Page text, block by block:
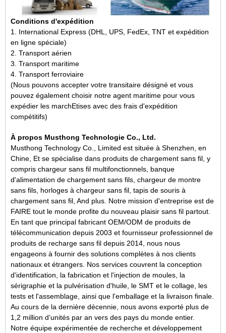
Conditions d'expédition
1. International Express (DHL, UPS, FedEx, TNT et expédition
en ligne spéciale)
2. Transport aérien
3. Transport maritime
4. Transport ferroviaire
(Nous pouvons accepter votre transitaire désigné et vous
pouvez également choisir notre agent maritime pour vous
expédier les marchEtises avec des frais d'expédition
compétitifs)
À propos Musthong Technologie Co., Ltd.
Musthong Technology Co., Limited est située à Shenzhen, en
Chine, Et se spécialise dans produits de chargement sans fil, y
compris chargeur sans fil multifonctionnels, banque
d'alimentation de chargement sans fils, chargeur de montre
sans fils, horloges à chargeur sans fil, tapis de souris à
chargement sans fil, And plus. Notre mission d'entreprise est de
FAIRE tout le monde profite du nouveau plaisir sans fil partout.
En tant que principal fabricant OEM/ODM de produits de
télécommunication depuis 2003 et fournisseur professionnel de
produits de recharge sans fil depuis 2014, nous nous
engageons à fournir des solutions complètes à nos clients
nationaux et étrangers. Nos services couvrent la conception
d'identification, la fabrication et l'injection de moules, la
sérigraphie et la pulvérisation d'huile, le SMT et le collage, les
tests et l'assemblage, ainsi que l'emballage et la livraison finale.
Au cours de la dernière décennie, nous avons exporté plus de
1,2 million d’unités par an vers des pays du monde entier.
Notre équipe expérimentée de recherche et développement